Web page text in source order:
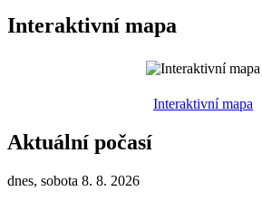
Interaktivní mapa
Interaktivní mapa
Aktuální počasí
dnes, sobota 8. 8. 2026